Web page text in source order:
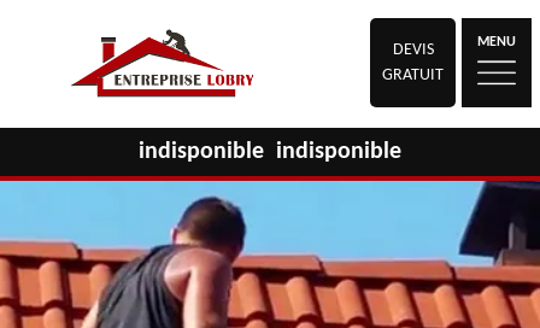
DEVIS
GRATUIT
MENU
indisponible indisponible